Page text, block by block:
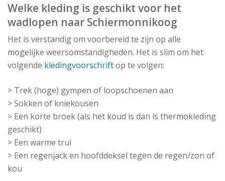
Welke kleding is geschikt voor het
wadlopen naar Schiermonnikoog
Het is verstandig om voorbereid te zijn op alle
mogelijke weersomstandigheden. Het is slim om het
volgende kledingvoorschriftop te volgen:
> Trek (hoge) gympen of loopschoenen aan
> Sokken of kniekousen
> Een korte broek (als het koud is dan is thermokleding
geschikt)
> Een warme trui
> Een regenjack en hoofddeksel tegen de regen/zon of
kou